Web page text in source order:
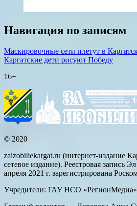
Навигация по записям
Маскировочные сети плетут в
Каргатские дети рисуют Победу
16+
© 2020
zaizobiliekargat.ru (интернет-издание
сетевое издание). Реестровая запись
апреля 2021 г. зарегистрирована
Учредители: ГАУ НСО